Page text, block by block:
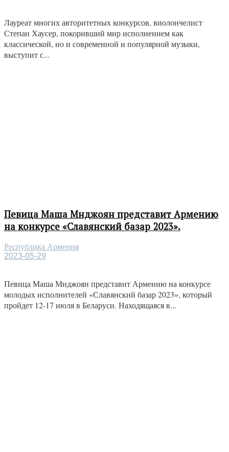
Лауреат многих авторитетных конкурсов, виолончелист
Степан Хаусер, покоривший мир исполнением как
классической, но и современной и популярной музыки,
выступит с...
Певица Маша Мнджоян представит Армению
на конкурсе «Славянский базар 2023».
Республика Армения
2023-05-29
Певица Маша Мнджоян представит Армению на конкурсе
молодых исполнителей «Славянский базар 2023», который
пройдет 12-17 июля в Беларуси. Находящаяся в...